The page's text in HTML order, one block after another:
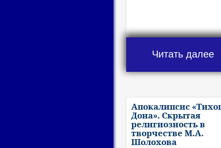
Читать далее
Апокалипсис
Дона». Скрытая
религиозность в
творчестве М.А.
Шолохова